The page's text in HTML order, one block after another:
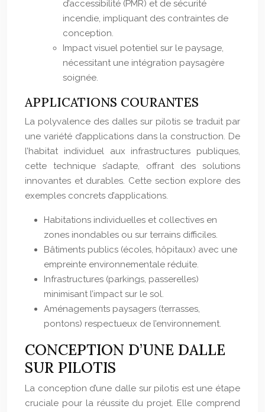
d’accessibilité (PMR) et de sécurité
incendie, impliquant des contraintes de
conception.
Impact visuel potentiel sur le paysage,
nécessitant une intégration paysagère
soignée.
APPLICATIONS COURANTES
La polyvalence des dalles sur pilotis se traduit par
une variété d’applications dans la construction. De
l’habitat individuel aux infrastructures publiques,
cette technique s’adapte, offrant des solutions
innovantes et durables. Cette section explore des
exemples concrets d’applications.
Habitations individuelles et collectives en
zones inondables ou sur terrains difficiles.
Bâtiments publics (écoles, hôpitaux) avec une
empreinte environnementale réduite.
Infrastructures (parkings, passerelles)
minimisant l’impact sur le sol.
Aménagements paysagers (terrasses,
pontons) respectueux de l’environnement.
CONCEPTION D’UNE DALLE
SUR PILOTIS
La conception d’une dalle sur pilotis est une étape
cruciale pour la réussite du projet. Elle comprend